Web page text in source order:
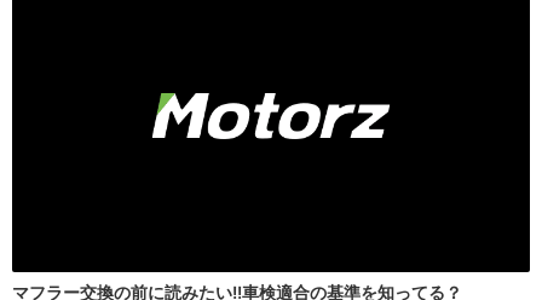
マフラー交換の前に読みたい!!車検適合の基準を知ってる？